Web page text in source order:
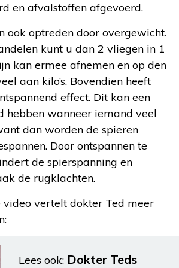
en afvalstoffen afgevoerd.
ook optreden door overgewicht.
kunt u dan 2 vliegen in 1
kan ermee afnemen en op den
aan kilo’s. Bovendien heeft
effect. Dit kan een
hebben wanneer iemand veel
dan worden de spieren
Door ontspannen te
de spierspanning en
de rugklachten.
video vertelt dokter Ted meer
Lees ook: Dokter Teds